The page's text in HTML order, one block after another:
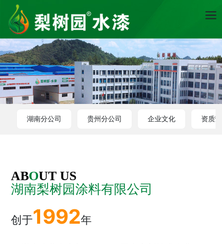
湖南分公司 贵州分公司 企业文化 资质
ABOUT US
湖南梨树园涂料有限公司
创于1992年